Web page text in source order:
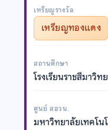
เหรียญรางวัล
เหรียญทองแดง
สถานศึกษา
โรงเรียนราชสีมาวิท
ศูนย์ สอวน.
มหาวิทยาลัยเทคโน